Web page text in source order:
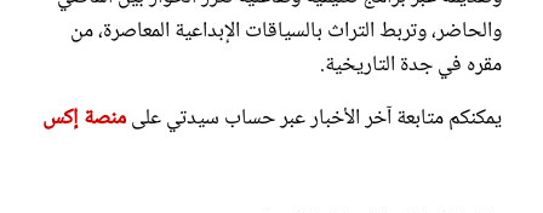
والحاضر، وتربط التراث بالسياقات الإبداعية المعاصرة، من
مقره في جدة التاريخية.
يمكنكم متابعة آخر الأخبار عبر حساب سيدتي علىمنصة إكس